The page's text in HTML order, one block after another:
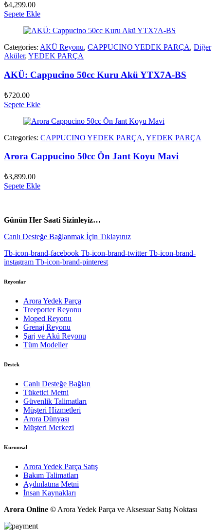
₺4,299.00
Sepete Ekle
Categories: AKÜ Reyonu, CAPPUCINO YEDEK PARÇA, Diğer
Aküler, YEDEK PARÇA
AKÜ: Cappucino 50cc Kuru Akü YTX7A-BS
₺720.00
Sepete Ekle
Categories: CAPPUCINO YEDEK PARÇA, YEDEK PARÇA
Arora Cappucino 50cc Ön Jant Koyu Mavi
₺3,899.00
Sepete Ekle
Günün Her Saati Sizinleyiz…
Canlı Desteğe Bağlanmak İçin Tıklayınız
Tb-icon-brand-facebook Tb-icon-brand-twitter Tb-icon-brand-
instagram Tb-icon-brand-pinterest
Reyonlar
Arora Yedek Parça
Treeporter Reyonu
Moped Reyonu
Grenaj Reyonu
Şarj ve Akü Reyonu
Tüm Modeller
Destek
Canlı Desteğe Bağlan
Tüketici Metni
Güvenlik Talimatları
Müşteri Hizmetleri
Arora Dünyası
Müşteri Merkezi
Kurumsal
Arora Yedek Parça Satış
Bakım Talimatları
Aydınlatma Metni
İnsan Kaynakları
Arora Online © Arora Yedek Parça ve Aksesuar Satış Noktası